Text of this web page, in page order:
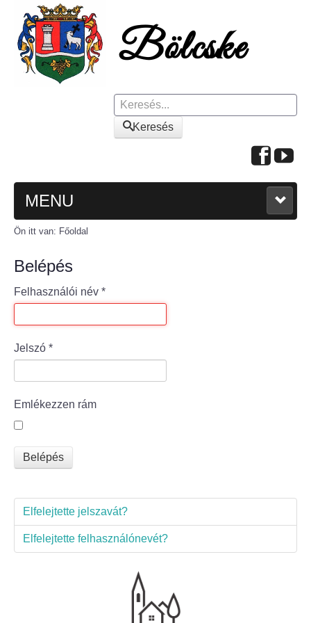
Keresés
Keresés
MENU
FŐOLDAL
A KÖZSÉGRŐL
Polgármesteri köszöntő
Bölcske település
Mi újság Bölcskén?
Értéktár bizottság
Látnivalók
Szállások
Református Egyház
Ön itt van: Főoldal
Belépés
Felhasználói név *
Jelszó *
Emlékezzen rám
Belépés
Elfelejtette jelszavát?
Elfelejtette felhasználónevét?